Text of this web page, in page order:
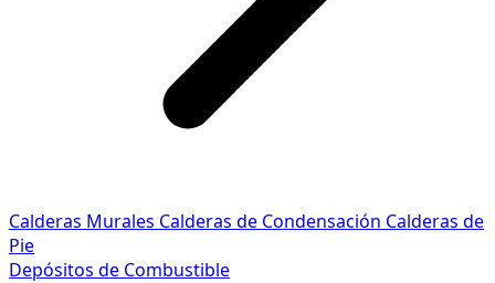
Calderas Murales Calderas de Condensación Calderas de
Pie
Depósitos de Combustible